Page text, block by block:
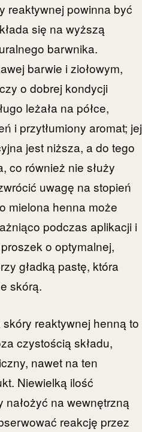
reaktywnej powinna być
się na wyższą
barwnika.
barwie i ziołowym,
o dobrej kondycji
leżała na półce,
i przytłumiony aromat; jej
jest niższa, a do tego
co również nie służy
uwagę na stopień
mielona henna może
podczas aplikacji i
o optymalnej,
gładką pastę, która
skórą.
reaktywnej henną to
czystością składu,
nawet na ten
Niewielką ilość
na wewnętrzną
reakcję przez